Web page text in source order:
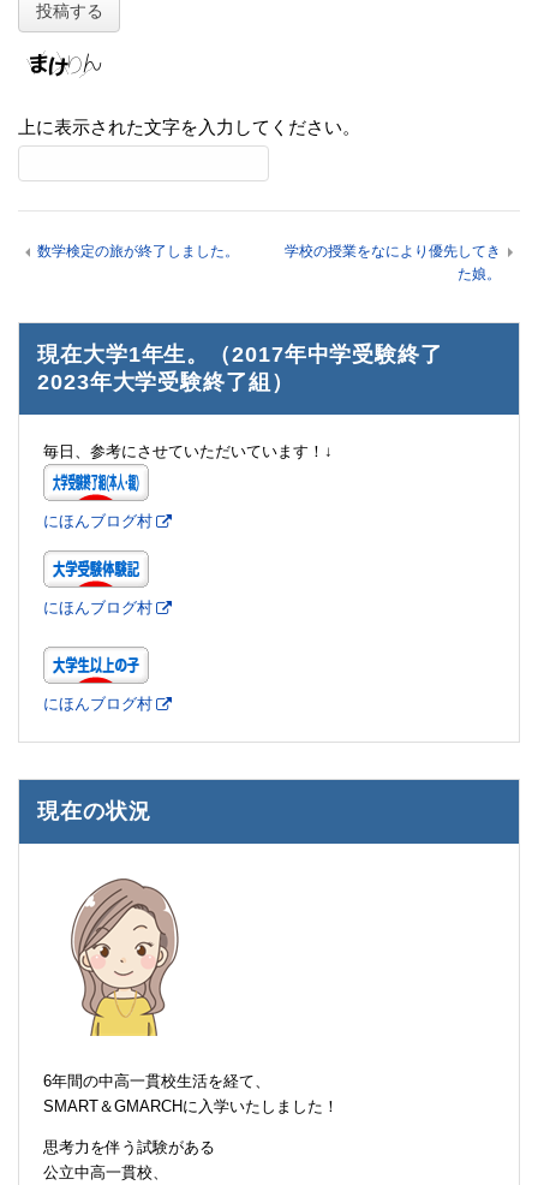
上に表示された文字を入力してください。
数学検定の旅が終了しました。
学校の授業をなにより優先してき
た娘。
現在大学1年生。（2017年中学受験終了
2023年大学受験終了組）
毎日、参考にさせていただいています！↓
にほんブログ村
にほんブログ村
にほんブログ村
現在の状況
6年間の中高一貫校生活を経て、
SMART＆GMARCHに入学いたしました！
思考力を伴う試験がある
公立中高一貫校、